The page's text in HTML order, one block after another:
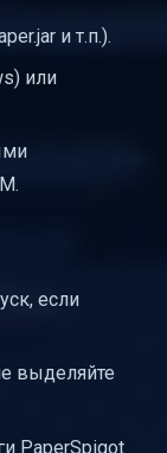
и т.п.).
или
если
выделяйте
PaperSpigot